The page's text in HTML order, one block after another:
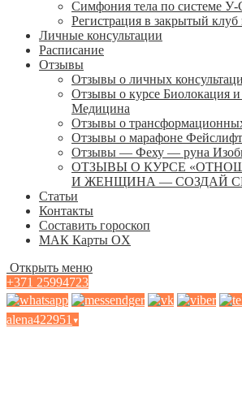
Симфония тела по системе
Регистрация в закрытый
Личные консультации
Расписание
Отзывы
Отзывы о личных
Отзывы о курсе Биолокация
Медицина
Отзывы о
Отзывы о марафоне Фейслифт
Отзывы — Феху — руна
ОТЗЫВЫ О КУРСЕ
И ЖЕНЩИНА — СОЗДАЙ
Статьи
Контакты
Составить гороскоп
МАК Карты OХ
Открыть меню
+371 25994723
alena422951 ▾